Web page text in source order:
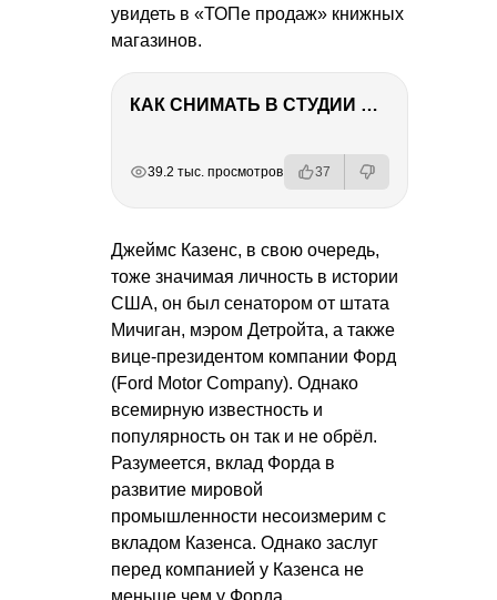
увидеть в «ТОПе продаж» книжных
магазинов.
КАК СНИМАТЬ В СТУДИИ СО ВСПЫШКАМИ
39.2 тыс. просмотров 37
Джеймс Казенс, в свою очередь,
тоже значимая личность в истории
США, он был сенатором от штата
Мичиган, мэром Детройта, а также
вице-президентом компании Форд
(Ford Motor Company). Однако
всемирную известность и
популярность он так и не обрёл.
Разумеется, вклад Форда в
развитие мировой
промышленности несоизмерим с
вкладом Казенса. Однако заслуг
перед компанией у Казенса не
меньше чем у Форда.